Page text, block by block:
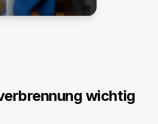
wichtig